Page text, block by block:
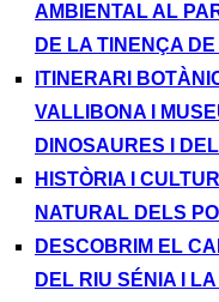
AMBIENTAL AL
DE LA TINENÇA
ITINERARI
VALLIBONA I
DINOSAURES I
HISTÒRIA I
NATURAL DELS
DESCOBRIM EL
DEL RIU SÉNIA I